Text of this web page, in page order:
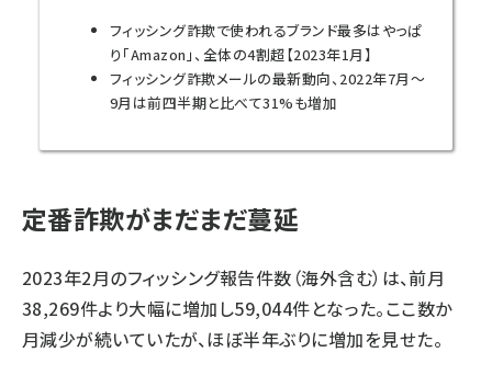
フィッシング詐欺で使われるブランド最多はやっぱ
り「Amazon」、全体の4割超【2023年1月】
フィッシング詐欺メールの最新動向、2022年7月～
9月は前四半期と比べて31%も増加
定番詐欺がまだまだ蔓延
2023年2月のフィッシング報告件数（海外含む）は、前月
38,269件より大幅に増加し59,044件となった。ここ数か
月減少が続いていたが、ほぼ半年ぶりに増加を見せた。